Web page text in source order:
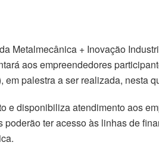
Metalmecânica + Inovação
aos empreendedores
palestra a ser realizada, nesta
disponibiliza atendimento aos
ter acesso às linhas de